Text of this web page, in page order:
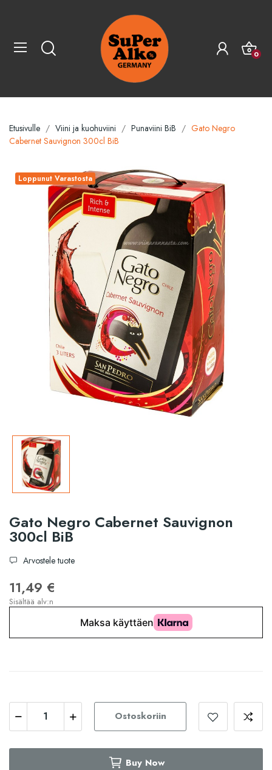
0
Etusivulle Viini ja kuohuviini Punaviini BiB
Gato Negro
Cabernet Sauvignon 300cl BiB
Loppunut Varastosta
Gato Negro Cabernet Sauvignon
300cl BiB
Arvostele tuote
11,49 €
Sisältää alv:n
Ostoskoriin
Buy Now